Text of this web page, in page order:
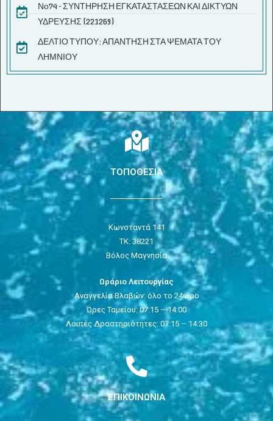
Νο74 - ΣΥΝΤΗΡΗΣΗ ΕΓΚΑΤΑΣΤΑΣΕΩΝ ΚΑΙ ΔΙΚΤΥΩΝ
ΥΔΡΕΥΣΗΣ (221269)
ΔΕΛΤΙΟ ΤΥΠΟΥ: ΑΠΑΝΤΗΣΗ ΣΤΑ ΨΕΜΑΤΑ ΤΟΥ
ΛΗΜΝΙΟΥ
ΤΟΠΟΘΕΣΙΑ
Κωνσταντά 141
ΤΚ: 38221
Βόλος Μαγνησία
Ωράριο Λειτουργίας
Αναγγελία Βλαβών: όλο το 24ωρο
Ώρες Ταμείου: 07:15 – 14:00
Λοιπές Δραστηριότητες: 07:15 – 14:30
ΕΠΙΚΟΙΝΩΝΙΑ